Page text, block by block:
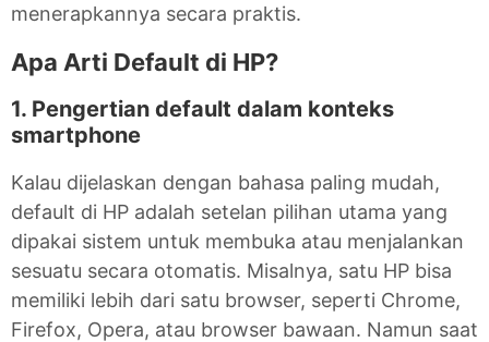
menerapkannya secara praktis.
Apa Arti Default di HP?
1. Pengertian default dalam konteks
smartphone
Kalau dijelaskan dengan bahasa paling mudah,
default di HP adalah setelan pilihan utama yang
dipakai sistem untuk membuka atau menjalankan
sesuatu secara otomatis. Misalnya, satu HP bisa
memiliki lebih dari satu browser, seperti Chrome,
Firefox, Opera, atau browser bawaan. Namun saat